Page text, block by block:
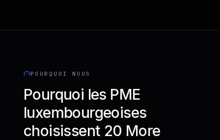
POURQUOI NOUS
Pourquoi les PME
luxembourgeoises
choisissent 20 More